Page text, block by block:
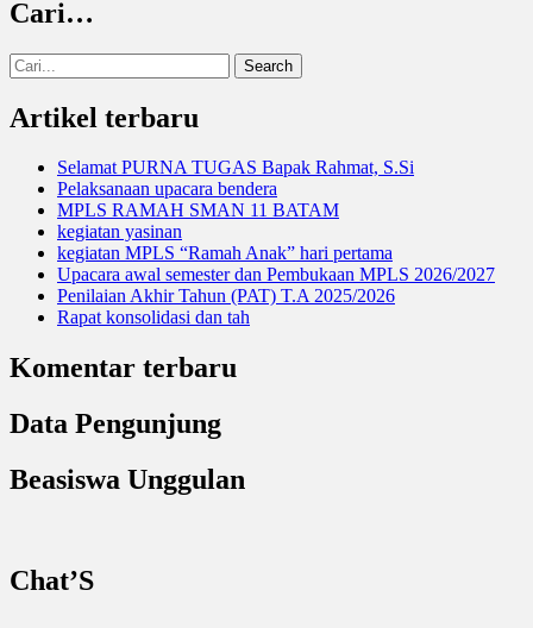
Cari…
Search
for:
Artikel terbaru
Selamat PURNA TUGAS Bapak Rahmat, S.Si
Pelaksanaan upacara bendera
MPLS RAMAH SMAN 11 BATAM
kegiatan yasinan
kegiatan MPLS “Ramah Anak” hari pertama
Upacara awal semester dan Pembukaan MPLS 2026/2027
Penilaian Akhir Tahun (PAT) T.A 2025/2026
Rapat konsolidasi dan tah
Komentar terbaru
Data Pengunjung
Beasiswa Unggulan
Chat’S